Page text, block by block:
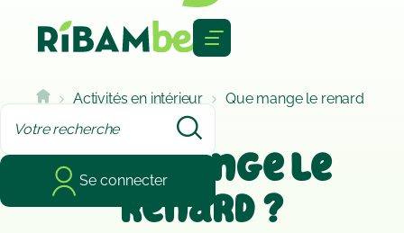
Se connecter
Activités en intérieur
Que mange le renard
?
Que mange le
renard ?
Cookies management panel